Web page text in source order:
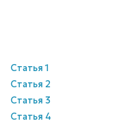
Статья 1
Статья 2
Статья 3
Статья 4